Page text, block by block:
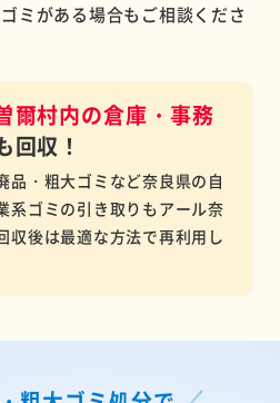
ミがある場合もご相談くださ
爾村内の倉庫・事務
回収！
品・粗大ゴミなど奈良県の自
系ゴミの引き取りもアール奈
収後は最適な方法で再利用し